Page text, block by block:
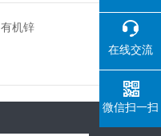
有机锌
在线交流
微信扫一扫